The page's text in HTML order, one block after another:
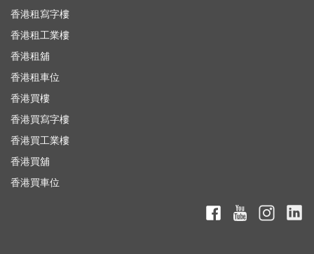
香港租寫字樓
香港租工業樓
香港租舖
香港租車位
香港買樓
香港買寫字樓
香港買工業樓
香港買舖
香港買車位